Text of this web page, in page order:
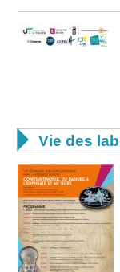
 Vie des